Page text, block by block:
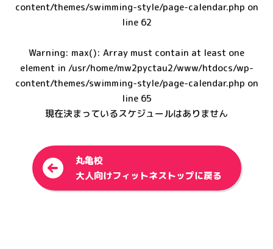
content/themes/swimming-style/page-calendar.php on
line 62
Warning: max(): Array must contain at least one
element in /usr/home/mw2pyctau2/www/htdocs/wp-
content/themes/swimming-style/page-calendar.php on
line 65
現在決まっているスケジュールはありません
<
丸亀校
大人向けフィットネストップに戻る